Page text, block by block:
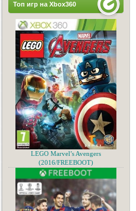
Топ игр на Xbox360
LEGO Marvel’s Avengers
(2016/FREEBOOT)